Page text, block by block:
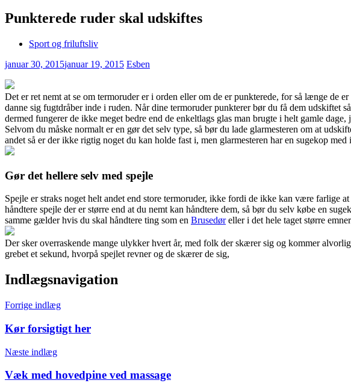
Punkterede ruder skal udskiftes
Sport og friluftsliv
januar 30, 2015januar 19, 2015 Esben
Det er ret nemt at se om termoruder er i orden eller om de er punkterede, for så længe de
danne sig fugtdråber inde i ruden. Når dine termoruder punkterer bør du få dem udskiftet
dermed fungerer de ikke meget bedre end de enkeltlags glas man brugte i helt gamle
Selvom du måske normalt er en gør det selv type, så bør du lade glarmesteren om at
andet så er der ikke rigtig noget du kan holde fast i, men glarmesteren har en sugekop
Gør det hellere selv med spejle
Spejle er straks noget helt andet end store termoruder, ikke fordi de ikke kan være farlige
håndtere spejle der er større end at du nemt kan håndtere dem, så bør du selv købe en
samme gælder hvis du skal håndtere ting som en Brusedøreller i det hele taget større
Der sker overraskende mange ulykker hvert år, med folk der skærer sig og kommer
grebet et sekund, hvorpå spejlet revner og de skærer de sig,
Indlægsnavigation
Forrige indlæg
Kør forsigtigt her
Næste indlæg
Væk med hovedpine ved massage